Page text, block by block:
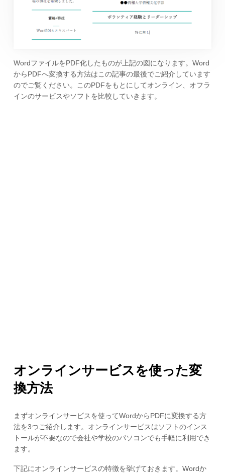
WordファイルをPDF化したものが上記の図になります。Word
からPDFへ変換する方法はこの記事の最後でご紹介しています
のでご覧ください。このPDFをもとにしてオンライン、オフラ
インのサービスやソフトを比較していきます。
オンラインサービスを使った変
換方法
まずオンラインサービスを使ってWordからPDFに変換する方
法を3つご紹介します。オンラインサービスはソフトのインス
トールが不要なので会社や学校のパソコンでも手軽に利用でき
ます。
下記にオンラインサービスの特徴を挙げておきます。Wordか